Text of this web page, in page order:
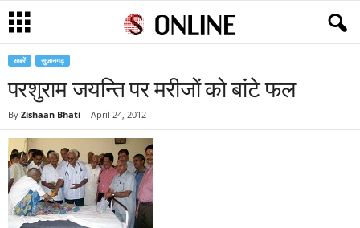
खबरें सुजानगढ़
परशुराम जयन्ति पर मरीजों को बांटे फल
By Zishaan Bhati - April 24, 2012